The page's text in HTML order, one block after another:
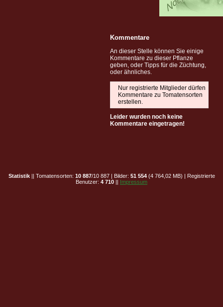
Kommentare
An dieser Stelle können Sie einige
Kommentare zu dieser Pflanze
geben, oder Tipps für die Züchtung,
oder ähnliches.
Nur registrierte Mitglieder dürfen
Kommentare zu Tomatensorten
erstellen.
Leider wurden noch keine
Kommentare eingetragen!
Statistik|| Tomatensorten: 10 887/10 887 | Bilder: 51 554(4 764,02 MB) | Registrierte
Benutzer: 4 710 || Impressum